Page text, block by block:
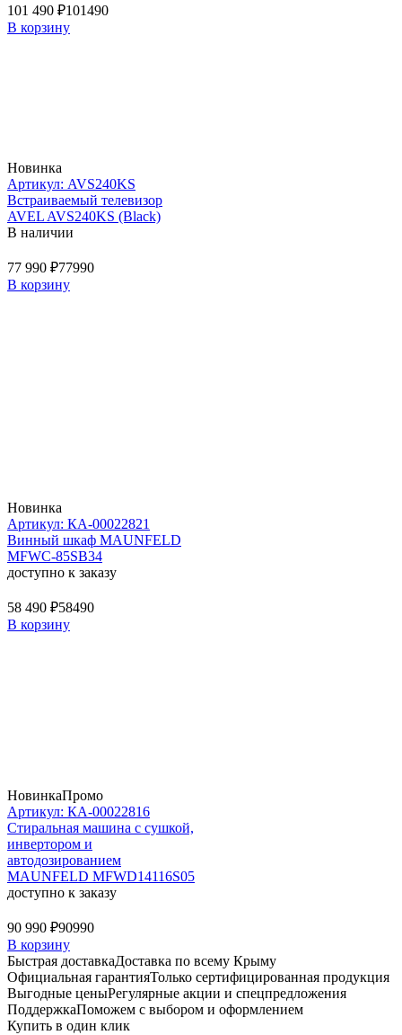
101 490 ₽101490
В корзину
Новинка
Артикул: AVS240KS
Встраиваемый телевизор
AVEL AVS240KS (Black)
В наличии
77 990 ₽77990
В корзину
Новинка
Артикул: КА-00022821
Винный шкаф MAUNFELD
MFWC-85SB34
доступно к заказу
58 490 ₽58490
В корзину
НовинкаПромо
Артикул: КА-00022816
Стиральная машина c сушкой,
инвертором и
автодозированием
MAUNFELD MFWD14116S05
доступно к заказу
90 990 ₽90990
В корзину
Быстрая доставкаДоставка по всему Крыму
Официальная гарантияТолько сертифицированная продукция
Выгодные ценыРегулярные акции и спецпредложения
ПоддержкаПоможем с выбором и оформлением
Купить в один клик